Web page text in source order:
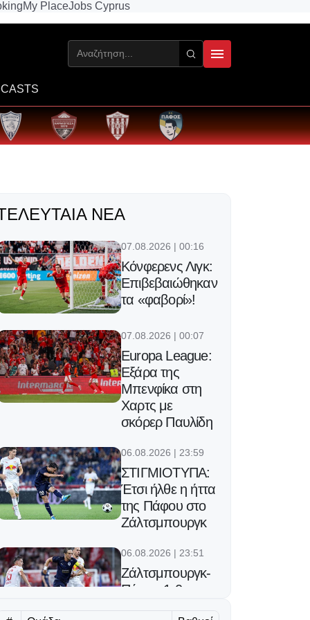
My PlaceJobs Cyprus
ΝΈΑ
07.08.2026 | 00:16
Κόνφερενς Λιγκ:
Επιβεβαιώθηκαν
τα «φαβορί»!
07.08.2026 | 00:07
Europa League:
Εξάρα της
Μπενφίκα στη
Χαρτς με
σκόρερ Παυλίδη
06.08.2026 | 23:59
ΣΤΙΓΜΙΟΤΥΠΑ:
Έτσι ήλθε η ήττα
της Πάφου στο
Ζάλτσμπουργκ
06.08.2026 | 23:51
Ζάλτσμπουργκ-
Πάφος 1-0: